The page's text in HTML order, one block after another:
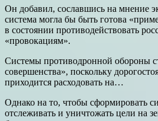
Он добавил, сославшись на мнение
система могла бы быть готова
в состоянии противодействовать
«провокациям».
Системы противодронной обороны
совершенства», поскольку
приходится расходовать на…
Однако на то, чтобы сформировать
отслеживать и уничтожать цели на